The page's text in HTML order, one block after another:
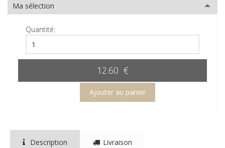
Ma sélection
Quantité:
12.60 €
Description Livraison